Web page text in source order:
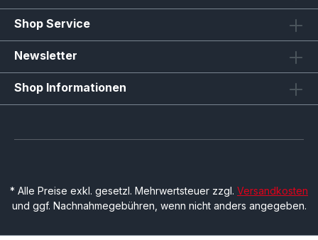
Shop Service
Newsletter
Shop Informationen
* Alle Preise exkl. gesetzl. Mehrwertsteuer zzgl. Versandkosten
und ggf. Nachnahmegebühren, wenn nicht anders angegeben.